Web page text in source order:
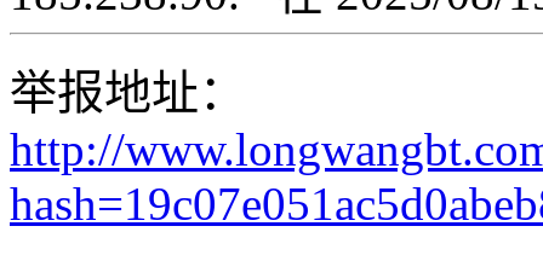
举报地址：
http://